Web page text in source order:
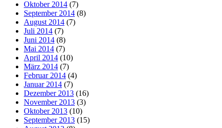
Oktober 2014 (7)
September 2014 (8)
August 2014 (7)
Juli 2014 (7)
Juni 2014 (8)
Mai 2014 (7)
April 2014 (10)
März 2014 (7)
Februar 2014 (4)
Januar 2014 (7)
Dezember 2013 (16)
November 2013 (3)
Oktober 2013 (10)
September 2013 (15)